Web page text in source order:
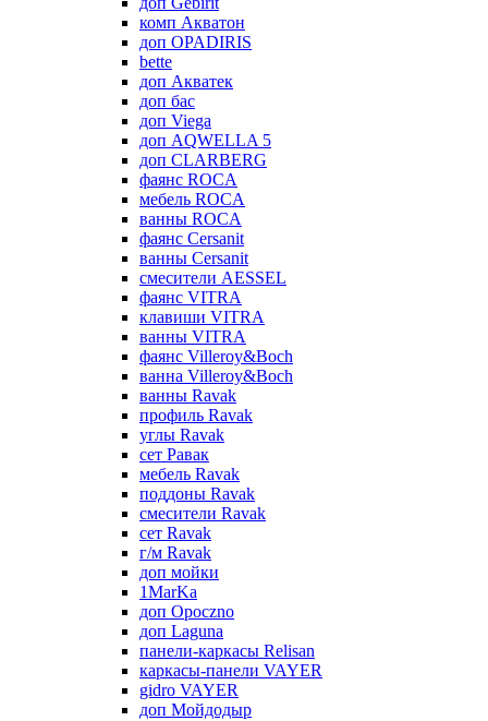
комп Акватон
доп OPADIRIS
bette
доп Акватек
доп бас
доп Viega
доп AQWELLA 5
доп CLARBERG
фаянс ROCA
мебель ROCA
ванны ROCA
фаянс Cersanit
ванны Cersanit
смесители AESSEL
фаянс VITRA
клавиши VITRA
ванны VITRA
фаянс Villeroy&Boch
ванна Villeroy&Boch
ванны Ravak
профиль Ravak
углы Ravak
сет Равак
мебель Ravak
поддоны Ravak
смесители Ravak
сет Ravak
г/м Ravak
доп мойки
1MarKa
доп Opoczno
доп Laguna
панели-каркасы Relisan
каркасы-панели VAYER
gidro VAYER
доп Мойдодыр